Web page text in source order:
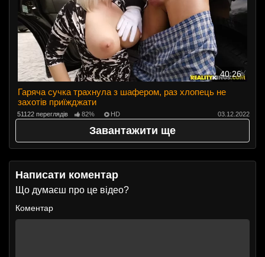
40:26
Гаряча сучка трахнула з шафером, раз хлопець не
захотів приїжджати
51122 переглядів 82% HD 03.12.2022
Завантажити ще
Написати коментар
Що думаєш про це відео?
Коментар